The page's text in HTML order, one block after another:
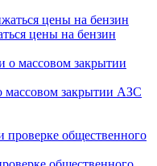
цены на бензин
массовом закрытии АЗС